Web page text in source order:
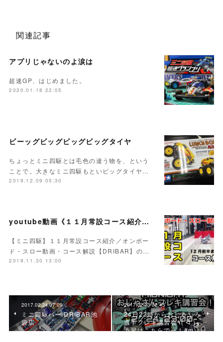
関連記事
アプリじゃないのよ涙は
超速GP、はじめました。
2020.01.18 22:05
ビーッグビッグビッグビッグタイヤ
ちょっとミニ四駆とは毛色の違う物を、という
ことで。大きなミニ四駆もといビッグタイヤ…
2019.12.09 05:30
youtube動画《１１月常設コース紹介／オンボード・スロー動画・コース解説》をUPいたしました！
【ミニ四駆】１１月常設コース紹介／オンボー
ド・スロー動画・コース解説【DRIBAR】の…
2019.11.30 13:00
2017.02.24 07:09
ミニ四駆バー DRIBAR池
袋店
2017.02.23 02:45
24日23時からおじゃぷろ
選手フレキ講習会٩( ᐛ )و
予習はこちらでー！#m…